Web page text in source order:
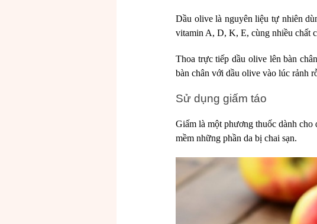
Dầu olive là nguyên liệu tự nhiên
vitamin A, D, K, E, cùng nhiều chất
Thoa trực tiếp dầu olive lên bàn
bàn chân với dầu olive vào lúc rảnh
Sử dụng giấm táo
Giấm là một phương thuốc dành
mềm những phần da bị chai sạn.